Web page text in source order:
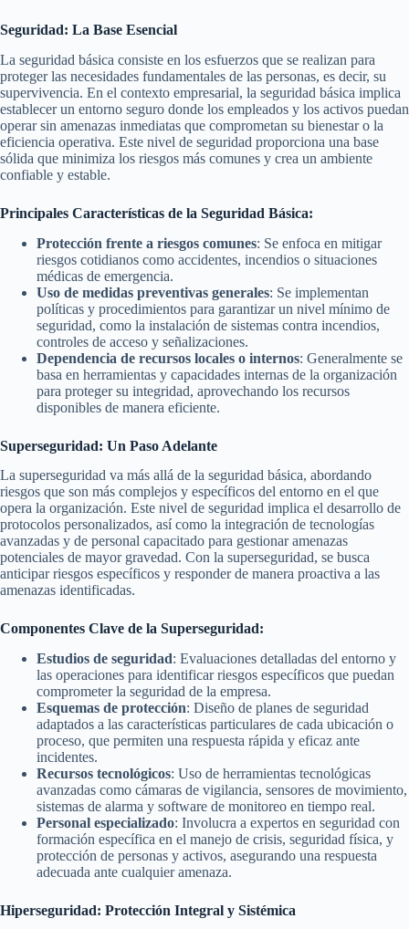
Seguridad: La Base Esencial
La seguridad básica consiste en los esfuerzos que se realizan para
proteger las necesidades fundamentales de las personas, es decir, su
supervivencia. En el contexto empresarial, la seguridad básica implica
establecer un entorno seguro donde los empleados y los activos puedan
operar sin amenazas inmediatas que comprometan su bienestar o la
eficiencia operativa. Este nivel de seguridad proporciona una base
sólida que minimiza los riesgos más comunes y crea un ambiente
confiable y estable.
Principales Características de la Seguridad Básica:
Protección frente a riesgos comunes: Se enfoca en mitigar
riesgos cotidianos como accidentes, incendios o situaciones
médicas de emergencia.
Uso de medidas preventivas generales: Se implementan
políticas y procedimientos para garantizar un nivel mínimo de
seguridad, como la instalación de sistemas contra incendios,
controles de acceso y señalizaciones.
Dependencia de recursos locales o internos: Generalmente se
basa en herramientas y capacidades internas de la organización
para proteger su integridad, aprovechando los recursos
disponibles de manera eficiente.
Superseguridad: Un Paso Adelante
La superseguridad va más allá de la seguridad básica, abordando
riesgos que son más complejos y específicos del entorno en el que
opera la organización. Este nivel de seguridad implica el desarrollo de
protocolos personalizados, así como la integración de tecnologías
avanzadas y de personal capacitado para gestionar amenazas
potenciales de mayor gravedad. Con la superseguridad, se busca
anticipar riesgos específicos y responder de manera proactiva a las
amenazas identificadas.
Componentes Clave de la Superseguridad:
Estudios de seguridad: Evaluaciones detalladas del entorno y
las operaciones para identificar riesgos específicos que puedan
comprometer la seguridad de la empresa.
Esquemas de protección: Diseño de planes de seguridad
adaptados a las características particulares de cada ubicación o
proceso, que permiten una respuesta rápida y eficaz ante
incidentes.
Recursos tecnológicos: Uso de herramientas tecnológicas
avanzadas como cámaras de vigilancia, sensores de movimiento,
sistemas de alarma y software de monitoreo en tiempo real.
Personal especializado: Involucra a expertos en seguridad con
formación específica en el manejo de crisis, seguridad física, y
protección de personas y activos, asegurando una respuesta
adecuada ante cualquier amenaza.
Hiperseguridad: Protección Integral y Sistémica